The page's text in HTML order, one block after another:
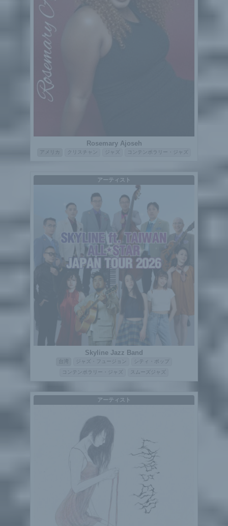
Rosemary Ajoseh
アメリカ クリスチャン ジャズ コンテンポラリー・ジャズ
アーティスト
Skyline Jazz Band
台湾 ジャズ・フュージョン
シティ・ポップ
コンテンポラリー・ジャズ
スムーズジャズ
アーティスト